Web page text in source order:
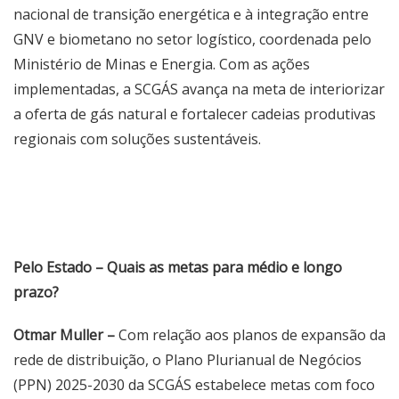
nacional de transição energética e à integração entre
GNV e biometano no setor logístico, coordenada pelo
Ministério de Minas e Energia. Com as ações
implementadas, a SCGÁS avança na meta de interiorizar
a oferta de gás natural e fortalecer cadeias produtivas
regionais com soluções sustentáveis.
Pelo Estado – Quais as metas para médio e longo
prazo?
Otmar Muller –Com relação aos planos de expansão da
rede de distribuição, o Plano Plurianual de Negócios
(PPN) 2025-2030 da SCGÁS estabelece metas com foco